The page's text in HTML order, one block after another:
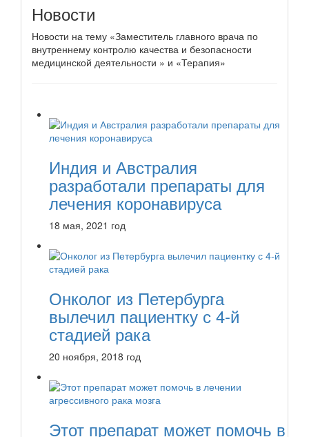
Новости
Новости на тему «Заместитель главного врача по
внутреннему контролю качества и безопасности
медицинской деятельности » и «Терапия»
Индия и Австралия
разработали препараты для
лечения коронавируса
18 мая, 2021 год
Онколог из Петербурга
вылечил пациентку с 4-й
стадией рака
20 ноября, 2018 год
Этот препарат может помочь в